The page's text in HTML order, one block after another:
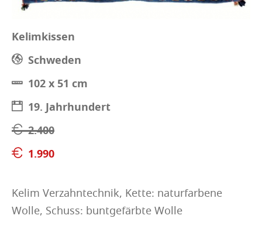
Kelimkissen
Schweden
102 x 51 cm
19. Jahrhundert
2.400
1.990
Kelim Verzahntechnik, Kette: naturfarbene
Wolle, Schuss: buntgefärbte Wolle